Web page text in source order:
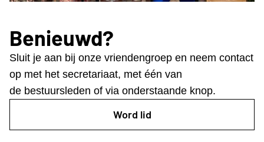
Benieuwd?
Sluit je aan bij onze vriendengroep en neem contact
op met het secretariaat, met één van
de bestuursleden of via onderstaande knop.
Word lid